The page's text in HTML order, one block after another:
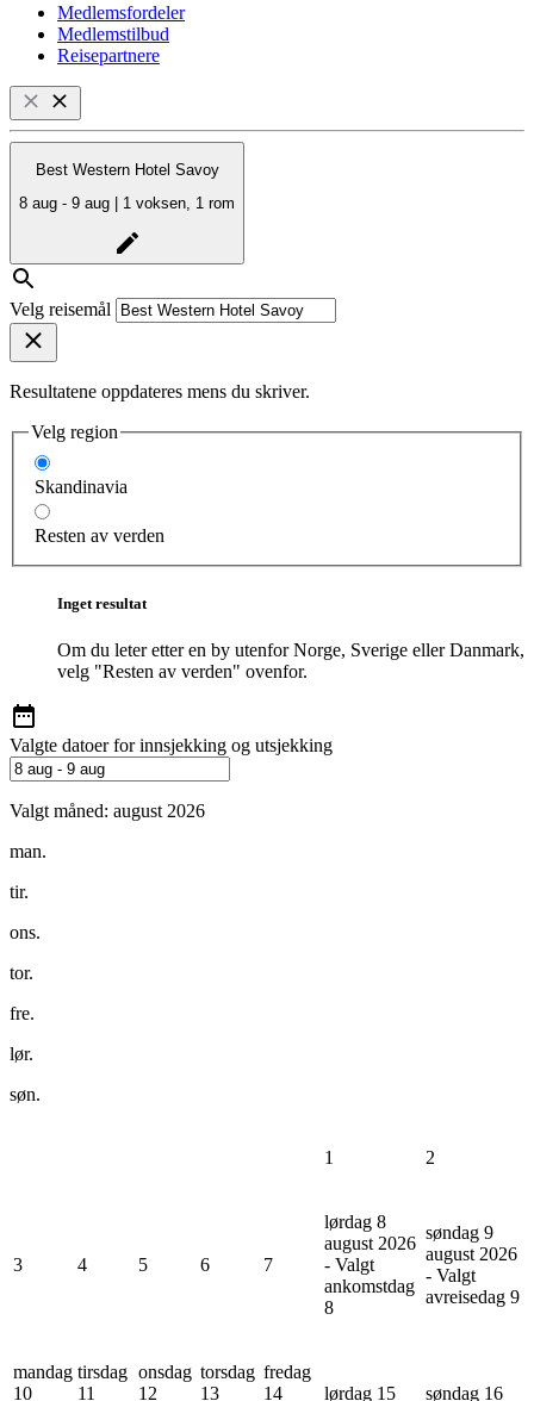
Medlemsfordeler
Medlemstilbud
Reisepartnere
Best Western Hotel Savoy
8 aug - 9 aug | 1 voksen, 1 rom
Velg reisemål
Resultatene oppdateres mens du skriver.
Velg region
Skandinavia
Resten av verden
Inget resultat
Om du leter etter en by utenfor Norge, Sverige eller Danmark,
velg "Resten av verden" ovenfor.
Valgte datoer for innsjekking og utsjekking
Valgt måned: august 2026
man.
tir.
ons.
tor.
fre.
lør.
søn.
1 2
3 4 5 6 7
lørdag 8
august 2026
- Valgt
ankomstdag
8
søndag 9
august 2026
- Valgt
avreisedag 9
mandag
10
tirsdag
11
onsdag
12
torsdag
13
fredag
14
lørdag 15 søndag 16